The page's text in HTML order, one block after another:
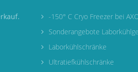
-150° C Cryo Freezer bei
Sonderangebote
Laborkühlschränke
Ultratiefkühlschränke